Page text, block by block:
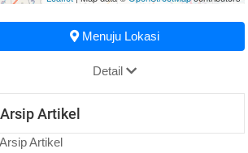
Menuju Lokasi
Detail
Arsip Artikel
Arsip Artikel